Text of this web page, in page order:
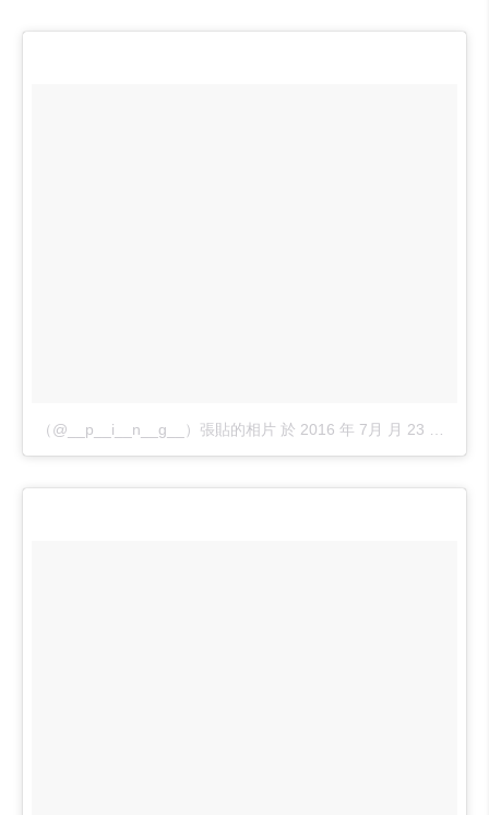
（@__p__i__n__g__）張貼的相片 於 2016 年 7月 月 23 8:25上午 PDT